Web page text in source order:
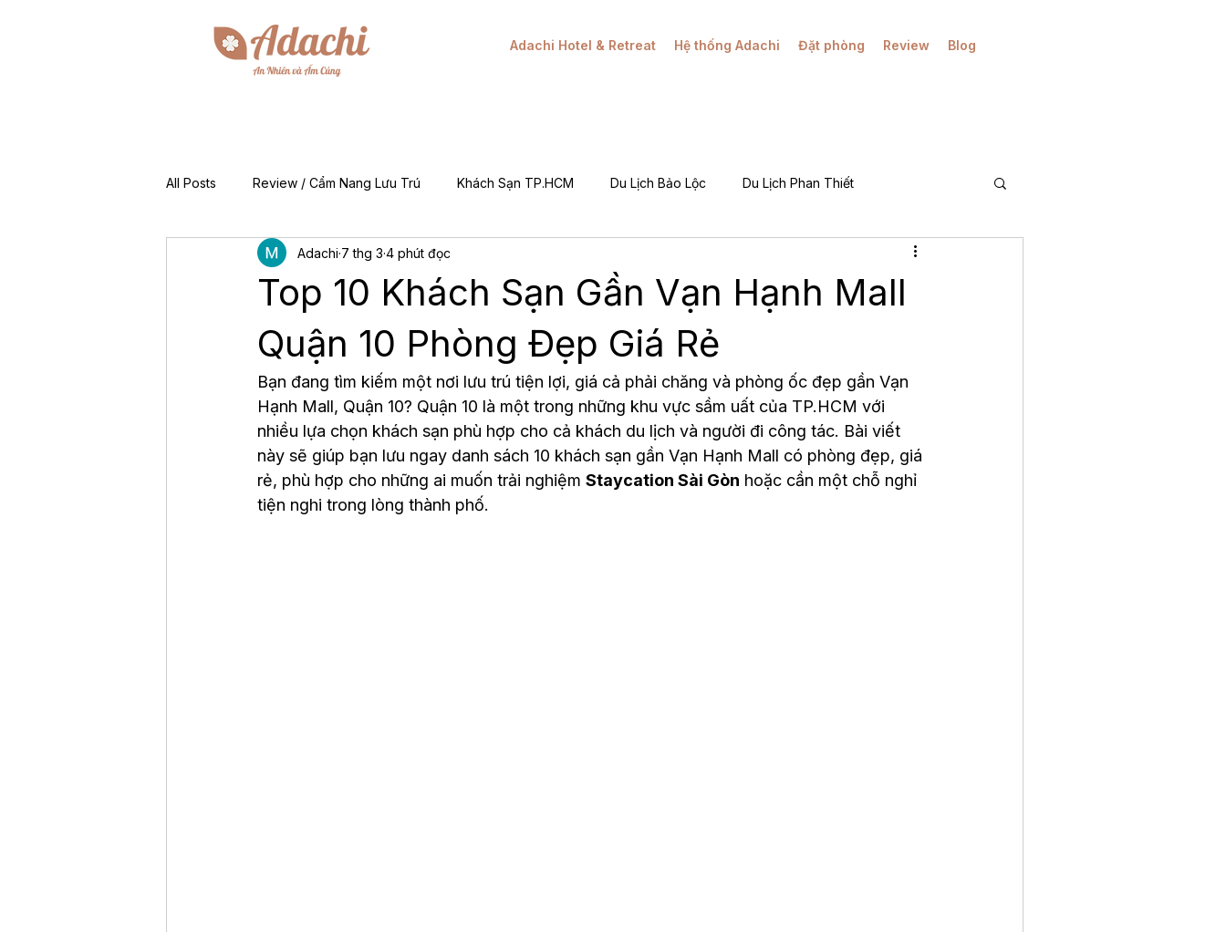
Adachi Hotel & Retreat Hệ thống Adachi Đặt phòng Review Blog
All Posts Review / Cẩm Nang Lưu Trú Khách Sạn TP.HCM Du Lịch Bảo Lộc Du Lịch Phan Thiết
Mẹo & Kinh Nghiệm Tin Tức Khuyến Mãi / Đặt Phòng
For Foreigners (EN) Về Chúng Tôi (About Adachi)
Top 10 Khách Sạn Gần Vạn Hạnh Mall
Quận 10 Phòng Đẹp Giá Rẻ
Adachi 7 thg 3 4 phút đọc
Bạn đang tìm kiếm một nơi lưu trú tiện lợi, giá cả phải chăng và phòng ốc đẹp gần Vạn
Hạnh Mall, Quận 10? Quận 10 là một trong những khu vực sầm uất của TP.HCM với
nhiều lựa chọn khách sạn phù hợp cho cả khách du lịch và người đi công tác. Bài viết
này sẽ giúp bạn lưu ngay danh sách 10 khách sạn gần Vạn Hạnh Mall có phòng đẹp, giá
rẻ, phù hợp cho những ai muốn trải nghiệm Staycation Sài Gòn hoặc cần một chỗ nghỉ
tiện nghi trong lòng thành phố.